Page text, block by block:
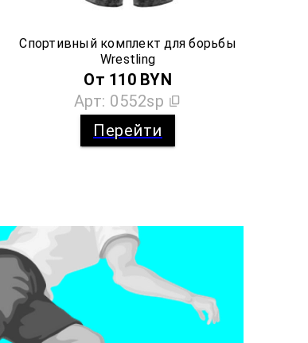
Спортивный комплект для борьбы
Wrestling
От 110BYN
Арт: 0552sp
Перейти